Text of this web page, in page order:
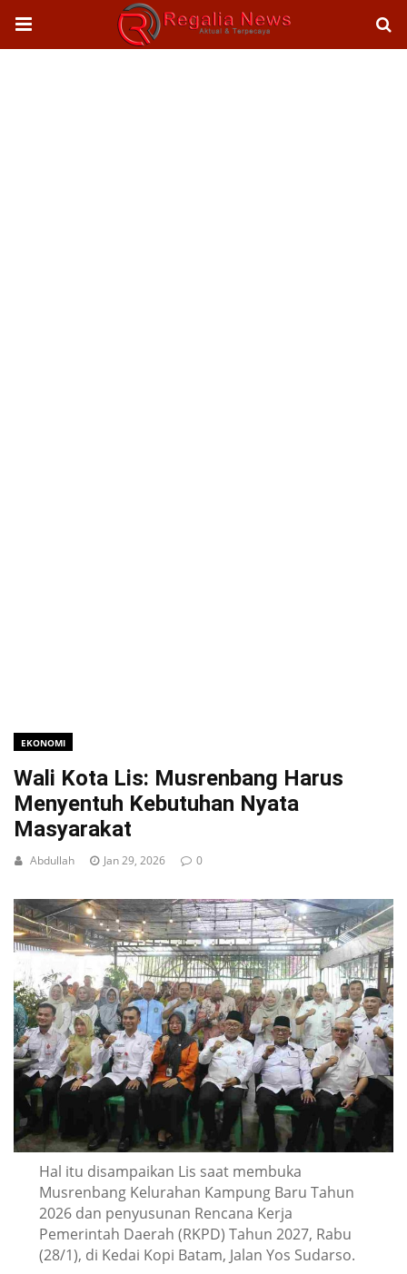
EKONOMI
Wali Kota Lis: Musrenbang Harus
Menyentuh Kebutuhan Nyata
Masyarakat
Abdullah Jan 29, 2026 0
Hal itu disampaikan Lis saat membuka
Musrenbang Kelurahan Kampung Baru Tahun
2026 dan penyusunan Rencana Kerja
Pemerintah Daerah (RKPD) Tahun 2027, Rabu
(28/1), di Kedai Kopi Batam, Jalan Yos Sudarso.